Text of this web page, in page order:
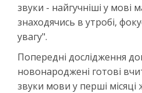
звуки - найгучніші у мові
знаходячись в утробі,
увагу".
Попередні дослідження
новонароджені готові
звуки мови у перші місяці